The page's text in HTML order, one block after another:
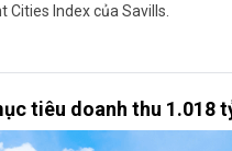
Cities Index của Savills.
tiêu doanh thu 1.018